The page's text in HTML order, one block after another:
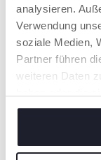
analysieren.
Verwendung
soziale Medien,
Partner führen
weiteren Daten
gesammelt
FSC®-
HOLZ
Die